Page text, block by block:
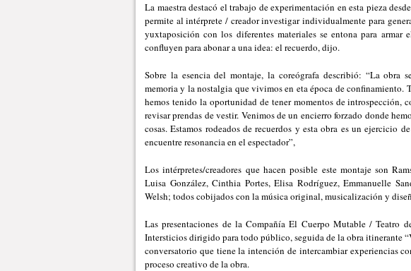
La maestra destacó el trabajo de experimentación en esta pieza
permite al intérprete / creador investigar individualmente para
yuxtaposición con los diferentes materiales se entona para armar
confluyen para abonar a una idea: el recuerdo, dijo.
Sobre la esencia del montaje, la coreógrafa describió: “La obra
memoria y la nostalgia que vivimos en eta época de confinamiento.
hemos tenido la oportunidad de tener momentos de introspección,
revisar prendas de vestir. Venimos de un encierro forzado donde
cosas. Estamos rodeados de recuerdos y esta obra es un ejercicio
encuentre resonancia en el espectador”,
Los intérpretes/creadores que hacen posible este montaje son
Luisa González, Cinthia Portes, Elisa Rodríguez, Emmanuelle
Welsh; todos cobijados con la música original, musicalización y
Las presentaciones de la Compañía El Cuerpo Mutable / Teatro
Intersticios dirigido para todo público, seguida de la obra itinerante
conversatorio que tiene la intención de intercambiar experiencias
proceso creativo de la obra.